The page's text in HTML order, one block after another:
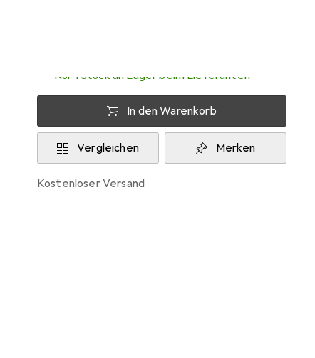
Nur 1 Stück an Lager beim Lieferanten
In den Warenkorb
Vergleichen Merken
kostenloser Versand